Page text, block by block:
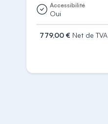
Accessibilité
Oui
779,00 € Net de TVA